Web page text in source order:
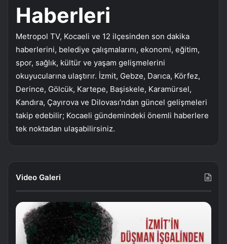
Haberleri
Metropol TV, Kocaeli ve 12 ilçesinden son dakika
haberlerini, belediye çalışmalarını, ekonomi, eğitim,
spor, sağlık, kültür ve yaşam gelişmelerini
okuyucularına ulaştırır. İzmit, Gebze, Darıca, Körfez,
Derince, Gölcük, Kartepe, Başiskele, Karamürsel,
Kandıra, Çayırova ve Dilovası’ndan güncel gelişmeleri
takip edebilir; Kocaeli gündemindeki önemli haberlere
tek noktadan ulaşabilirsiniz.
Video Galeri
Türk-
Japon
dostluğu
sahneyle